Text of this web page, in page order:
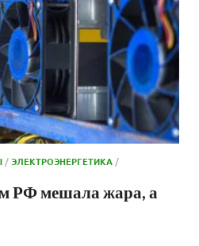
/ЭЛЕКТРОЭНЕРГЕТИКА/
РФ мешала жара, а